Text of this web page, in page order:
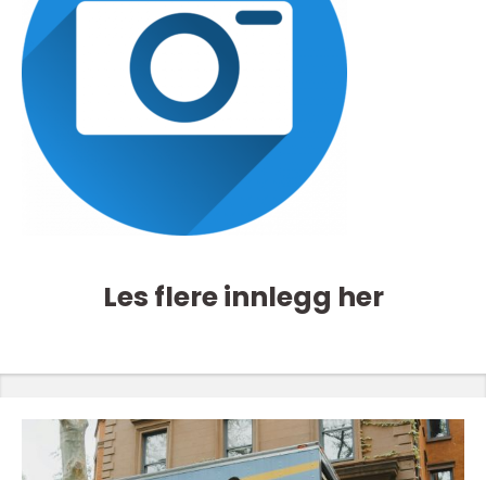
Les flere innlegg her